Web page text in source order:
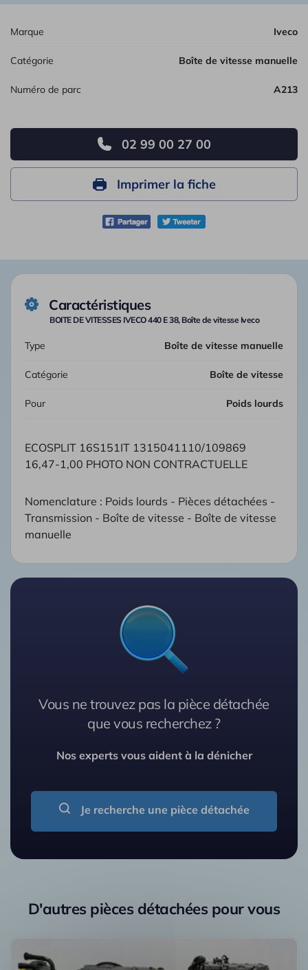
Marque Iveco
Catégorie Boîte de vitesse manuelle
Numéro de parc A213
02 99 00 27 00
Imprimer la fiche
Caractéristiques
BOITE DE VITESSES IVECO 440 E 38, Boîte de vitesse Iveco
Type Boîte de vitesse manuelle
Catégorie Boîte de vitesse
Pour Poids lourds
ECOSPLIT 16S151IT 1315041110/109869
16,47-1,00 PHOTO NON CONTRACTUELLE
Nomenclature : Poids lourds - Pièces détachées -
Transmission - Boîte de vitesse - Boîte de vitesse
manuelle
Vous ne trouvez pas la pièce détachée
que vous recherchez ?
Nos experts vous aident à la dénicher
Je recherche une pièce détachée
D'autres pièces détachées pour vous